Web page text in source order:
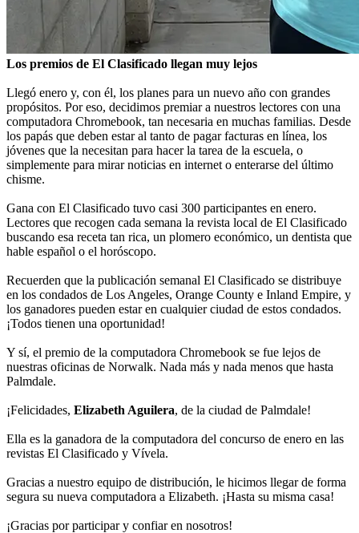
Los premios de El Clasificado llegan muy lejos
Llegó enero y, con él, los planes para un nuevo año con grandes
propósitos. Por eso, decidimos premiar a nuestros lectores con una
computadora Chromebook, tan necesaria en muchas familias. Desde
los papás que deben estar al tanto de pagar facturas en línea, los
jóvenes que la necesitan para hacer la tarea de la escuela, o
simplemente para mirar noticias en internet o enterarse del último
chisme.
Gana con El Clasificado tuvo casi 300 participantes en enero.
Lectores que recogen cada semana la revista local de El Clasificado
buscando esa receta tan rica, un plomero económico, un dentista que
hable español o el horóscopo.
Recuerden que la publicación semanal El Clasificado se distribuye
en los condados de Los Angeles, Orange County e Inland Empire, y
los ganadores pueden estar en cualquier ciudad de estos condados.
¡Todos tienen una oportunidad!
Y sí, el premio de la computadora Chromebook se fue lejos de
nuestras oficinas de Norwalk. Nada más y nada menos que hasta
Palmdale.
¡Felicidades, Elizabeth Aguilera, de la ciudad de Palmdale!
Ella es la ganadora de la computadora del concurso de enero en las
revistas El Clasificado y Vívela.
Gracias a nuestro equipo de distribución, le hicimos llegar de forma
segura su nueva computadora a Elizabeth. ¡Hasta su misma casa!
¡Gracias por participar y confiar en nosotros!